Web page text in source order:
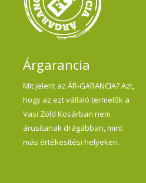
Árgarancia
Mit jelent az ÁR-GARANCIA? Azt,
hogy az ezt vállaló termelők a
Vasi Zöld Kosárban nem
árusítanak drágábban, mint
más értékesítési helyeken.